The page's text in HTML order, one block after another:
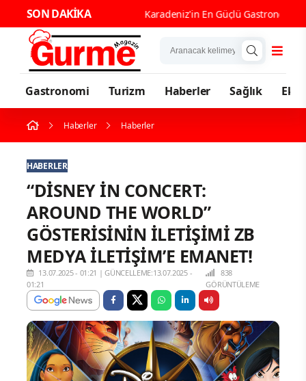
SON DAKİKA
Gastronomi Turizm Haberler Sağlık
Haberler Haberler
HABERLER
“DİSNEY İN CONCERT:
AROUND THE WORLD”
GÖSTERİSİNİN İLETİŞİMİ ZB
MEDYA İLETİŞİM’E EMANET!
13.07.2025 - 01:21 |GÜNCELLEME:13.07.2025 -
01:21
838
GÖRÜNTÜLEME